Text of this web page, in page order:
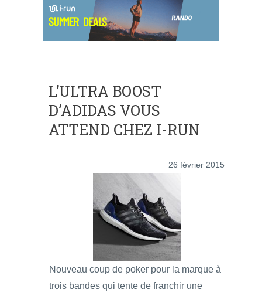
L’ULTRA BOOST
D’ADIDAS VOUS
ATTEND CHEZ I-RUN
26 février 2015
Nouveau coup de poker pour la marque à
trois bandes qui tente de franchir une